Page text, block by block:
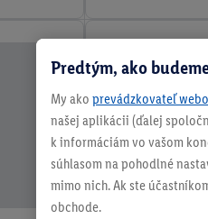
Predtým, ako
My ako prevádzkovateľ
našej aplikácii (ďalej
k informáciám vo vašom
súhlasom na pohodlné
mimo nich. Ak ste
obchode.